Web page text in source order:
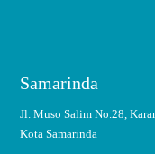
Samarinda
Jl. Muso Salim No.28,
Kota Samarinda